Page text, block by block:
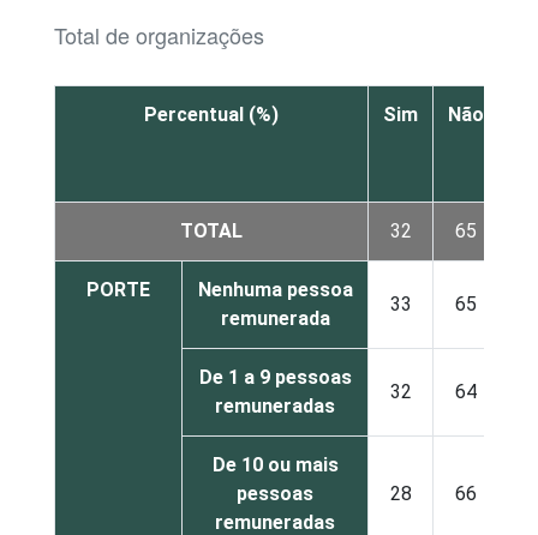
Total de organizações
Percentual (%) Sim Não
TOTAL 32 65
PORTE
Nenhuma pessoa
remunerada
33 65
De 1 a 9 pessoas
remuneradas
32 64
De 10 ou mais
pessoas
remuneradas
28 66